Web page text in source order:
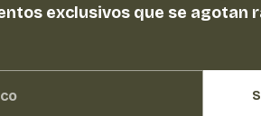
exclusivos que se agotan